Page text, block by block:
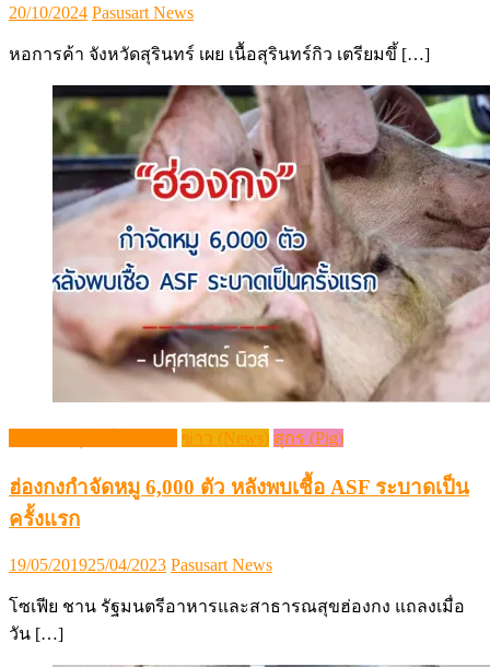
Posted
20/10/2024 Author
Pasusart News
หอการค้า จังหวัดสุรินทร์ เผย เนื้อสุรินทร์กิว เตรียมขึ้ […]
ข่าว (News) สุกร (Pig)
ฮ่องกงกำจัดหมู 6,000 ตัว หลังพบเชื้อ ASF ระบาดเป็น
ครั้งแรก
Posted
19/05/201925/04/2023 Author
Pasusart News
โซเฟีย ชาน รัฐมนตรีอาหารและสาธารณสุขฮ่องกง แถลงเมื่อ
วัน […]